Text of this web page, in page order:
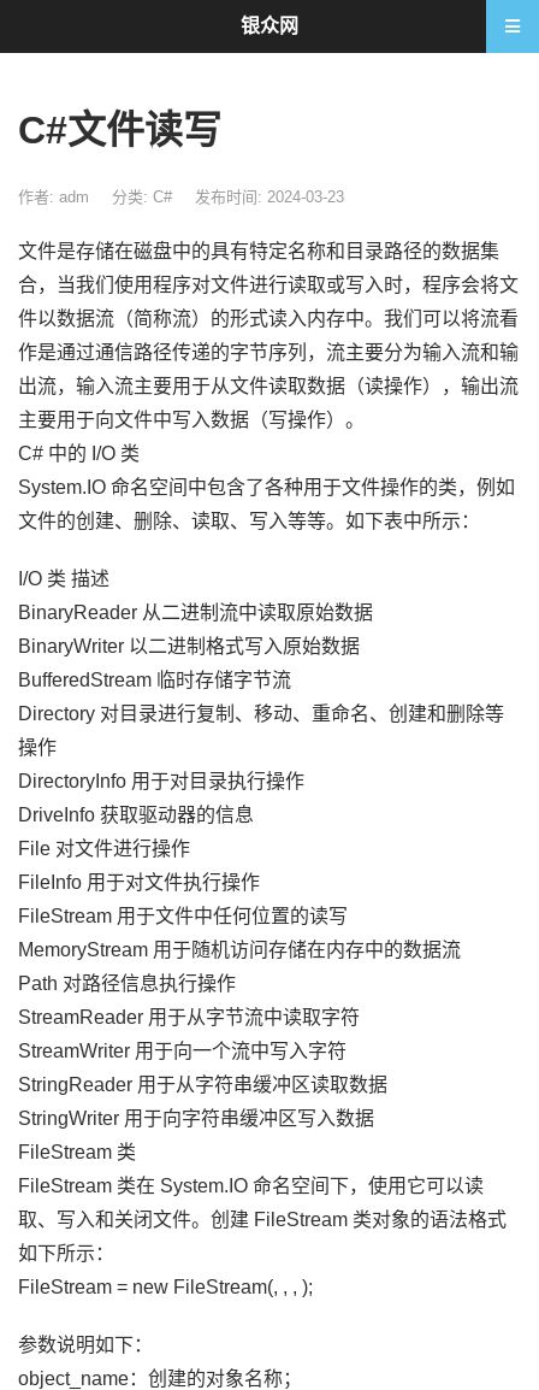
C#文件读写
作者: adm 分类: C# 发布时间: 2024-03-23
文件是存储在磁盘中的具有特定名称和目录路径的数据集
合，当我们使用程序对文件进行读取或写入时，程序会将文
件以数据流（简称流）的形式读入内存中。我们可以将流看
作是通过通信路径传递的字节序列，流主要分为输入流和输
出流，输入流主要用于从文件读取数据（读操作），输出流
主要用于向文件中写入数据（写操作）。
C# 中的 I/O 类
System.IO 命名空间中包含了各种用于文件操作的类，例如
文件的创建、删除、读取、写入等等。如下表中所示：
I/O 类 描述
BinaryReader 从二进制流中读取原始数据
BinaryWriter 以二进制格式写入原始数据
BufferedStream 临时存储字节流
Directory 对目录进行复制、移动、重命名、创建和删除等
操作
DirectoryInfo 用于对目录执行操作
DriveInfo 获取驱动器的信息
File 对文件进行操作
FileInfo 用于对文件执行操作
FileStream 用于文件中任何位置的读写
MemoryStream 用于随机访问存储在内存中的数据流
Path 对路径信息执行操作
StreamReader 用于从字节流中读取字符
StreamWriter 用于向一个流中写入字符
StringReader 用于从字符串缓冲区读取数据
StringWriter 用于向字符串缓冲区写入数据
FileStream 类
FileStream 类在 System.IO 命名空间下，使用它可以读
取、写入和关闭文件。创建 FileStream 类对象的语法格式
如下所示：
FileStream = new FileStream(, , , );
参数说明如下：
object_name：创建的对象名称；
银众网